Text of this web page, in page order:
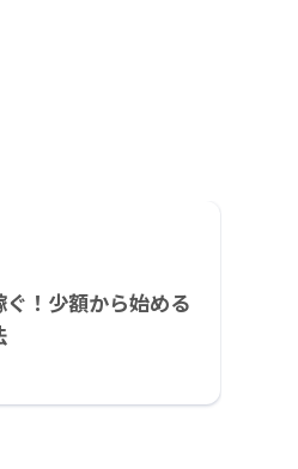
！少額から始める